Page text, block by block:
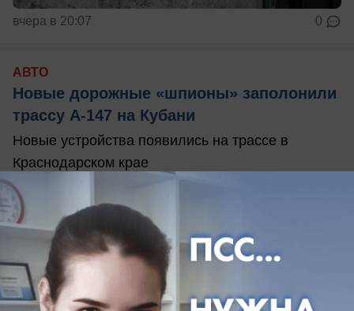
вчера в 20:07 0
АВТО
Новые дорожные «шпионы» заполонили
трассу А-147 на Кубани
Новые устройства появились на трассе в
Краснодарском крае